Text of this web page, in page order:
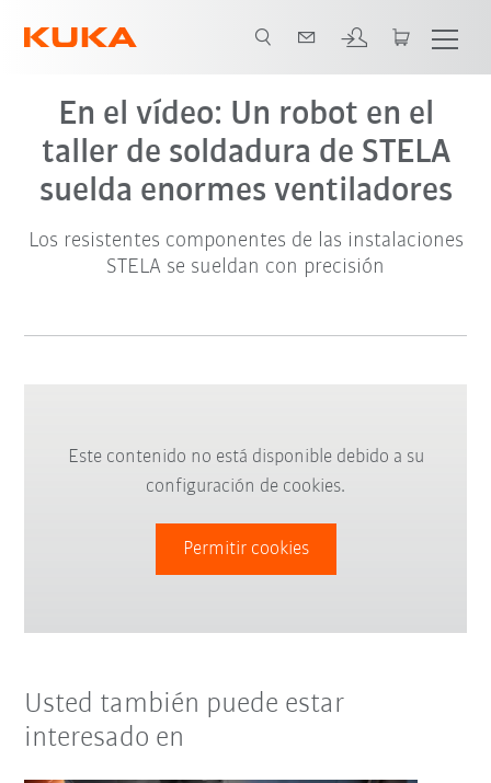
En el vídeo: Un robot en el
taller de soldadura de STELA
suelda enormes ventiladores
Los resistentes componentes de las instalaciones
STELA se sueldan con precisión
Este contenido no está disponible debido a su
configuración de cookies.
Permitir cookies
Usted también puede estar
interesado en